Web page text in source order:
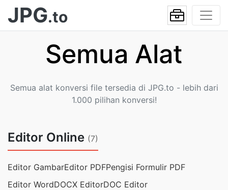
JPG.to
Semua Alat
Semua alat konversi file tersedia di JPG.to - lebih dari
1.000 pilihan konversi!
Editor Online (7)
Editor GambarEditor PDFPengisi Formulir PDF
Editor WordDOCX EditorDOC Editor